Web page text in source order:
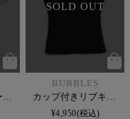
SOLD OUT
BUBBLES
¥4,950 税込